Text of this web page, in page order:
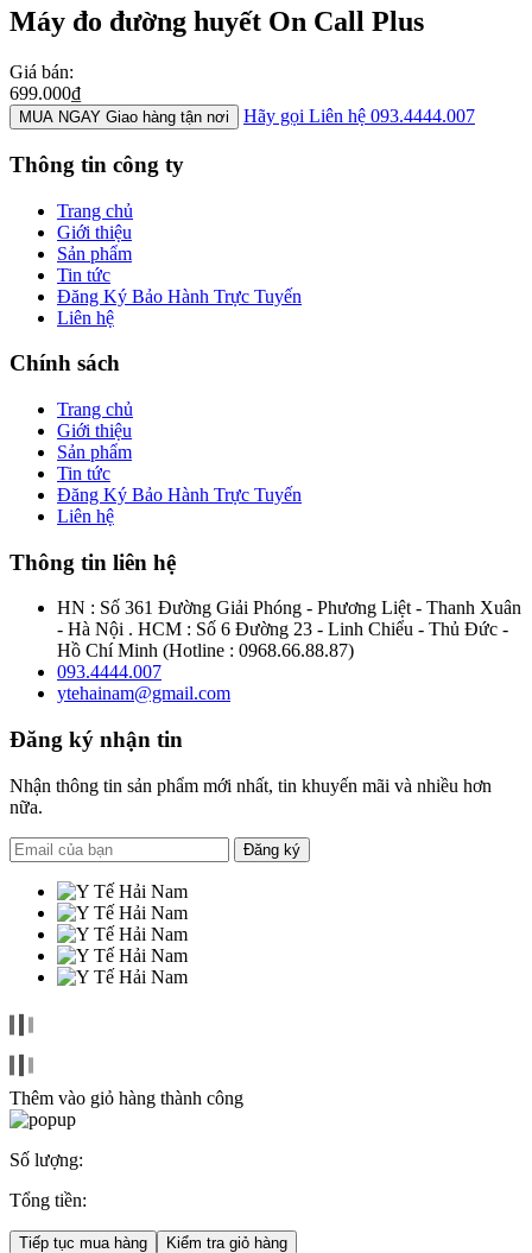
Máy đo đường huyết On Call Plus
Giá bán:
699.000₫
MUA NGAY Giao hàng tận nơi Hãy gọi Liên hệ 093.4444.007
Thông tin công ty
Trang chủ
Giới thiệu
Sản phẩm
Tin tức
Đăng Ký Bảo Hành Trực Tuyến
Liên hệ
Chính sách
Trang chủ
Giới thiệu
Sản phẩm
Tin tức
Đăng Ký Bảo Hành Trực Tuyến
Liên hệ
Thông tin liên hệ
HN : Số 361 Đường Giải Phóng - Phương Liệt - Thanh Xuân
- Hà Nội . HCM : Số 6 Đường 23 - Linh Chiểu - Thủ Đức -
Hồ Chí Minh (Hotline : 0968.66.88.87)
093.4444.007
ytehainam@gmail.com
Đăng ký nhận tin
Nhận thông tin sản phẩm mới nhất, tin khuyến mãi và nhiều hơn
nữa.
Đăng ký
Thêm vào giỏ hàng thành công
Số lượng:
Tổng tiền:
Tiếp tục mua hàng Kiểm tra giỏ hàng